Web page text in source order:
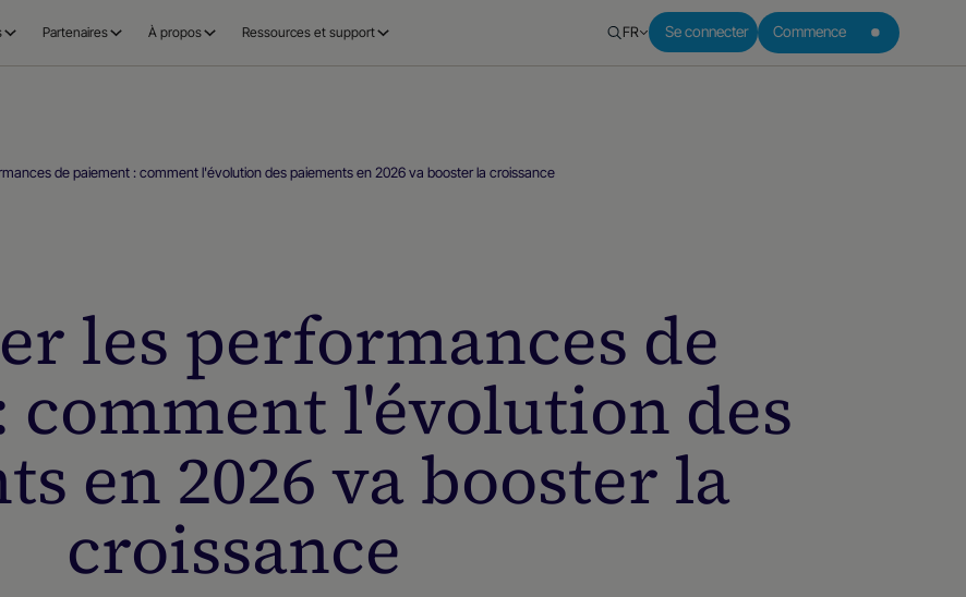
Partenaires À propos Ressources et support FR Se connecter Commence
de paiement : comment l'évolution des paiements en 2026 va booster la croissance
les performances de
comment l'évolution des
en 2026 va booster la
croissance